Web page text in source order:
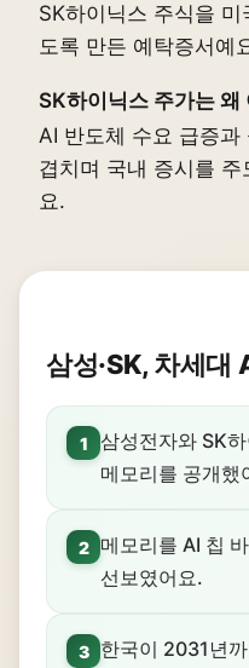
SK하이닉스 주식을
도록 만든 예탁증서예
SK하이닉스 주가는 왜
AI 반도체 수요 급증과
겹치며 국내 증시를
요.
삼성·SK, 차세대
1
삼성전자와 SK
메모리를 공개했
2
메모리를 AI 칩
선보였어요.
3
한국이 2031년